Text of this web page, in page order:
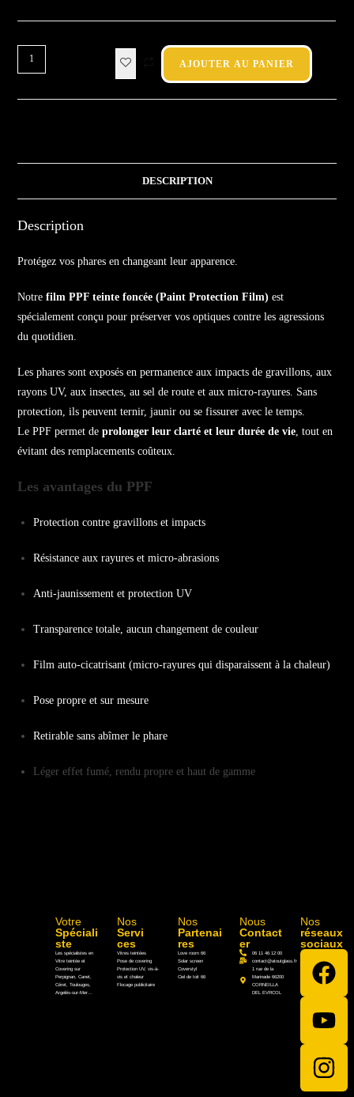
AJOUTER AU PANIER
DESCRIPTION
Description
Protégez vos phares en changeant leur apparence.
Notrefilm PPF teinte foncée (Paint Protection Film) est
spécialement conçu pour préserver vos optiques contre les agressions
du quotidien.
Les phares sont exposés en permanence aux impacts de gravillons, aux
rayons UV, aux insectes, au sel de route et aux micro-rayures. Sans
protection, ils peuvent ternir, jaunir ou se fissurer avec le temps.
Le PPF permet deprolonger leur clarté et leur durée de vie , tout en
évitant des remplacements coûteux.
Les avantages du PPF
Protection contre gravillons et impacts
Résistance aux rayures et micro-abrasions
Anti-jaunissement et protection UV
Transparence totale, aucun changement de couleur
Film auto-cicatrisant (micro-rayures qui disparaissent à la chaleur)
Pose propre et sur mesure
Retirable sans abîmer le phare
Léger effet fumé, rendu propre et haut de gamme
Votre
Spéciali
ste
Les spécialistes en
Vitre teintée et
Covering sur
Perpignan, Canet,
Céret, Toulouges,
Argelés-sur-Mer…
Nos
Servi
ces
Vitres teintées
Pose de covering
Protection UV, vis-à-
vis et chaleur
Flocage publicitaire
Nos
Partenai
res
Love room 66
Solar screen
Coverstyl
Ciel de toit 66
Nous
Contact
er
06 11 46 12 00
contact@atoutglass.fr
1 rue de la
Marinade 66200
CORNEILLA
DEL EVRCOL
Nos
réseaux
sociaux